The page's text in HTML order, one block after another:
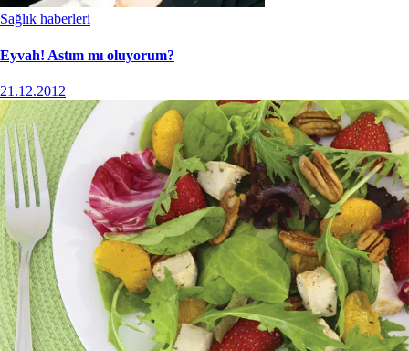
Sağlık haberleri
Eyvah! Astım mı oluyorum?
21.12.2012